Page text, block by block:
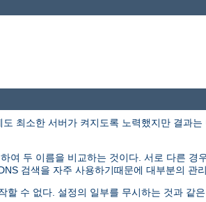
최소한 서버가 켜지도록 노력했지만 결과
여 두 이름을 비교하는 것이다. 서로 다른 경
검색을 자주 사용하기때문에 대부분의 관
수 없다. 설정의 일부를 무시하는 것과 같